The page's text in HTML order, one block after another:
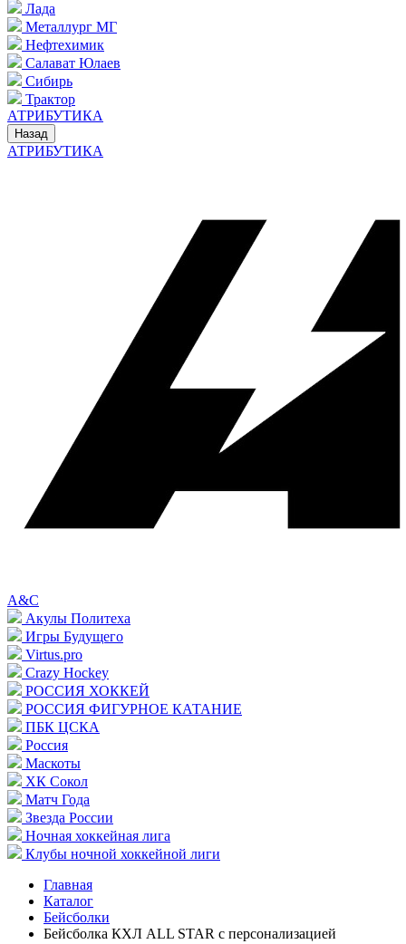
Лада
Металлург МГ
Нефтехимик
Салават Юлаев
Сибирь
Трактор
АТРИБУТИКА
Назад
АТРИБУТИКА
A&C
Акулы Политеха
Игры Будущего
Virtus.pro
Crazy Hockey
РОССИЯ ХОККЕЙ
РОССИЯ ФИГУРНОЕ КАТАНИЕ
ПБК ЦСКА
Россия
Маскоты
ХК Сокол
Матч Года
Звезда России
Ночная хоккейная лига
Клубы ночной хоккейной лиги
Главная
Каталог
Бейсболки
Бейсболка КХЛ ALL STAR с персонализацией